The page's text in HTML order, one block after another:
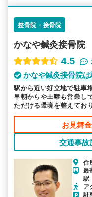
整骨院・接骨院
かなや鍼灸接骨院
4.5
かなや鍼灸接骨院
駅から近い好立地で駐車
早朝からや土曜も営業し
ただける環境を整えており
お見舞
交通事故
住
最
駅
ア
駐